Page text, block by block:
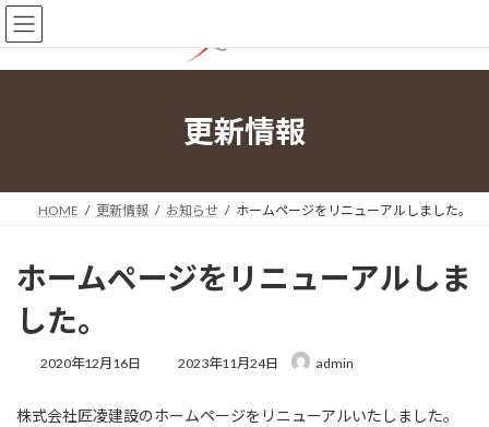
コ
ン
テ
ン
ナ
ビ
ゲ
ー
更新情報
HOME 更新情報 お知らせ ホームページをリニューアルしました。
ホームページをリニューアルしま
した。
2020年12月16日
最
新
2023年11月24日 admin
株式会社匠凌建設のホームページをリニューアルいたしました。